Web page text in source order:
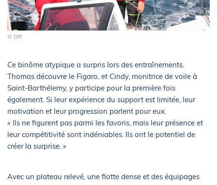
© DR
Ce binôme atypique a surpris lors des entraînements.
Thomas découvre le Figaro, et Cindy, monitrice de voile à
Saint-Barthélemy, y participe pour la première fois
également. Si leur expérience du support est limitée, leur
motivation et leur progression parlent pour eux.
« Ils ne figurent pas parmi les favoris, mais leur présence et
leur compétitivité sont indéniables. Ils ont le potentiel de
créer la surprise. »
Avec un plateau relevé, une flotte dense et des équipages